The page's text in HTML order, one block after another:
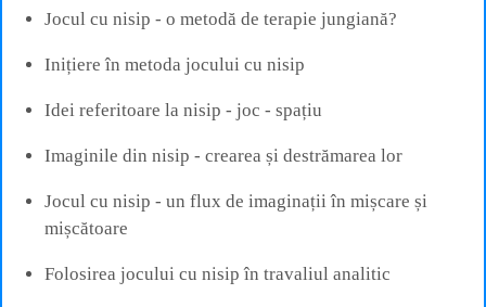
Jocul cu nisip - o metodă de terapie jungiană?
Inițiere în metoda jocului cu nisip
Idei referitoare la nisip - joc - spațiu
Imaginile din nisip - crearea și destrămarea lor
Jocul cu nisip - un flux de imaginații în mișcare și
mișcătoare
Folosirea jocului cu nisip în travaliul analitic